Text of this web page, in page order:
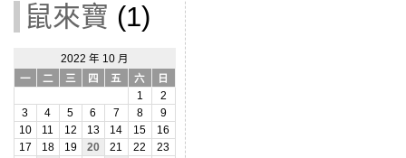
鼠來寶 (1)
2022 年 10 月
一
二 三 四 五 六
日
1
2
3
4 5 6 7 8
9
10
11 12 13 14 15
16
17
18 19 20 21 22
23